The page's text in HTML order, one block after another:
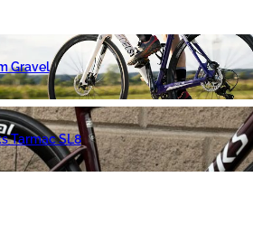
Gravel
Tarmac SL8